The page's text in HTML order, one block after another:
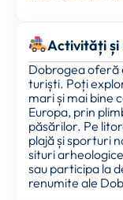
Activități și
Dobrogea
turiști. Poți
mari și mai bine
Europa, prin
păsărilor. Pe
plajă și sporturi
situri
sau participa la
renumite ale